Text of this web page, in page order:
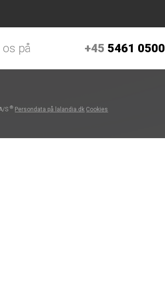
os på +45 5461 0500
S® Persondata på lalandia.dk Cookies